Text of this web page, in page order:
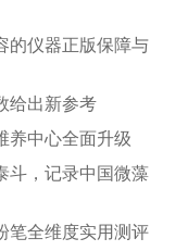
的仪器正版保障与
给出新参考
养中心全面升级
斗，记录中国微藻
笔全维度实用测评